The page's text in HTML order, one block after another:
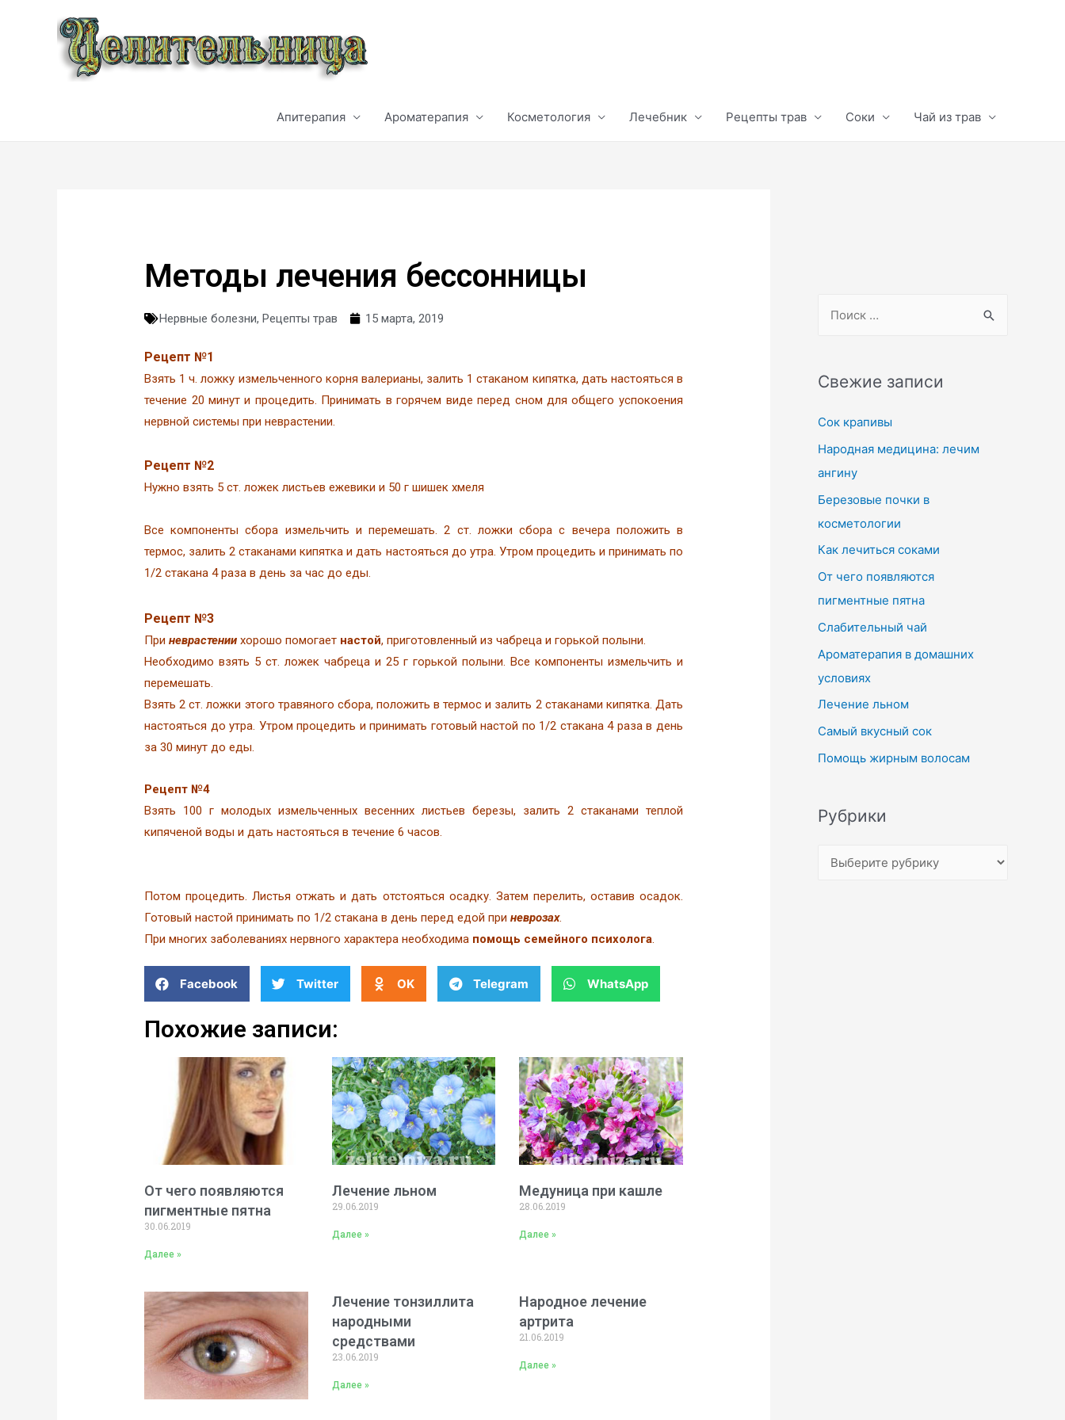
Апитерапия Ароматерапия Косметология Лечебник Рецепты трав Соки Чай из трав
Методы лечения бессонницы
Нервные болезни,Рецепты трав 15 марта, 2019
Рецепт №1
Взять 1 ч. ложку измельченного корня валерианы, залить 1 стаканом кипятка, дать настояться в
течение 20 минут и процедить. Принимать в горячем виде перед сном для общего успокоения
нервной системы при неврастении.
Рецепт №2
Нужно взять 5 ст. ложек листьев ежевики и 50 г шишек хмеля
Все компоненты сбора измельчить и перемешать. 2 ст. ложки сбора с вечера положить в
термос, залить 2 стаканами кипятка и дать настояться до утра. Утром процедить и принимать по
1/2 стакана 4 раза в день за час до еды.
Рецепт №3
Приневрастениихорошо помогает настой, приготовленный из чабреца и горькой полыни.
Необходимо взять 5 ст. ложек чабреца и 25 г горькой полыни. Все компоненты измельчить и
перемешать.
Взять 2 ст. ложки этого травяного сбора, положить в термос и залить 2 стаканами кипятка. Дать
настояться до утра. Утром процедить и принимать готовый настой по 1/2 стакана 4 раза в день
за 30 минут до еды.
Рецепт №4
Взять 100 г молодых измельченных весенних листьев березы, залить 2 стаканами теплой
кипяченой воды и дать настояться в течение 6 часов.
Потом процедить. Листья отжать и дать отстояться осадку. Затем перелить, оставив осадок.
Готовый настой принимать по 1/2 стакана в день перед едой приневрозах.
При многих заболеваниях нервного характера необходима помощь семейного психолога
Facebook Twitter OK Telegram WhatsApp
Похожие записи:
От чего появляются
пигментные пятна
30.06.2019
Далее »
Лечение льном
29.06.2019
Далее »
Медуница при кашле
28.06.2019
Далее »
Лечение тонзиллита
народными
средствами
23.06.2019
Далее »
Народное лечение
артрита
21.06.2019
Далее »
Свежие записи
Сок крапивы
Народная медицина: лечим
ангину
Березовые почки в
косметологии
Как лечиться соками
От чего появляются
пигментные пятна
Слабительный чай
Ароматерапия в домашних
условиях
Лечение льном
Самый вкусный сок
Помощь жирным волосам
Рубрики